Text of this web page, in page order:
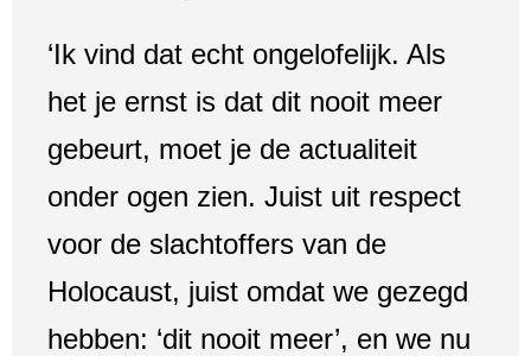
‘Ik vind dat echt ongelofelijk. Als
het je ernst is dat dit nooit meer
gebeurt, moet je de actualiteit
onder ogen zien. Juist uit respect
voor de slachtoffers van de
Holocaust, juist omdat we gezegd
hebben: ‘dit nooit meer’, en we nu